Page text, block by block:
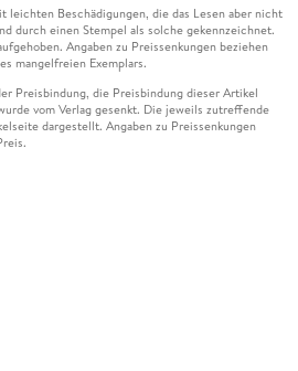
leichten Beschädigungen, die das Lesen aber nicht
durch einen Stempel als solche gekennzeichnet.
Angaben zu Preissenkungen beziehen
mangelfreien Exemplars.
Preisbindung, die Preisbindung dieser Artikel
vom Verlag gesenkt. Die jeweils zutreffende
dargestellt. Angaben zu Preissenkungen